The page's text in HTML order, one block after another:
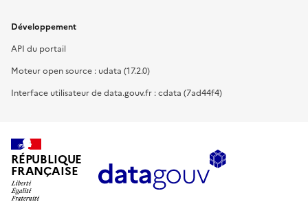
Développement
API du portail
Moteur open source : udata (17.2.0)
Interface utilisateur de data.gouv.fr : cdata (7ad44f4)
RÉPUBLIQUE
FRANÇAISE